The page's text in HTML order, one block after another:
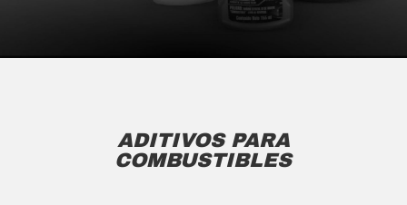
ADITIVOS PARA
COMBUSTIBLES